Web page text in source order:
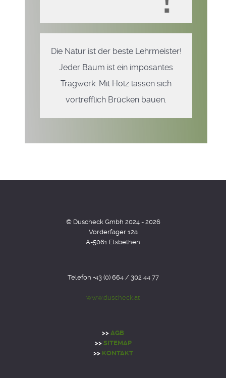
Die Natur ist der beste Lehrmeister!
Jeder Baum ist ein imposantes
Tragwerk. Mit Holz lassen sich
vortrefflich Brücken bauen.
© Duscheck Gmbh 2024 - 2026
Vorderfager 12a
A-5061 Elsbethen
Telefon +43 (0) 664 / 302 44 77
www.duscheck.at
>> AGB
>> SITEMAP
>> KONTAKT